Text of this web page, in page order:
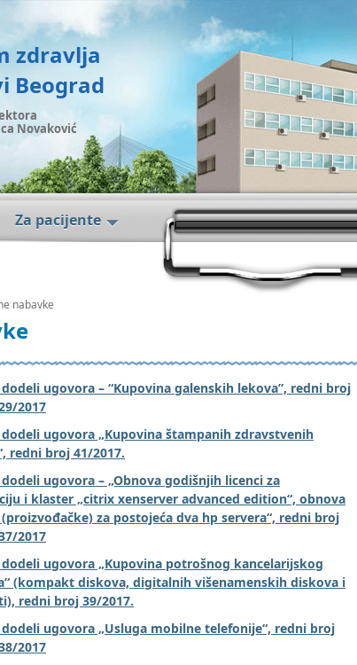
zdravlja
Beograd
Novaković
Za pacijente
nabavke
ugovora – “Kupovina galenskih lekova”, redni broj
2017
ugovora „Kupovina štampanih zdravstvenih
redni broj 41/2017.
ugovora – „Obnova godišnjih licenci za
i klaster „citrix xenserver advanced edition“, obnova
za postojeća dva hp servera“, redni broj
2017
ugovora „Kupovina potrošnog kancelarijskog
(kompakt diskova, digitalnih višenamenskih diskova i
redni broj 39/2017.
ugovora „Usluga mobilne telefonije“, redni broj
2017